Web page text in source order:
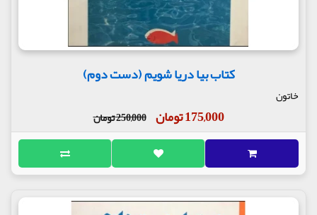
کتاب بیا دریا شویم (دست دوم)
خاتون
175,000 تومان 250,000 تومان